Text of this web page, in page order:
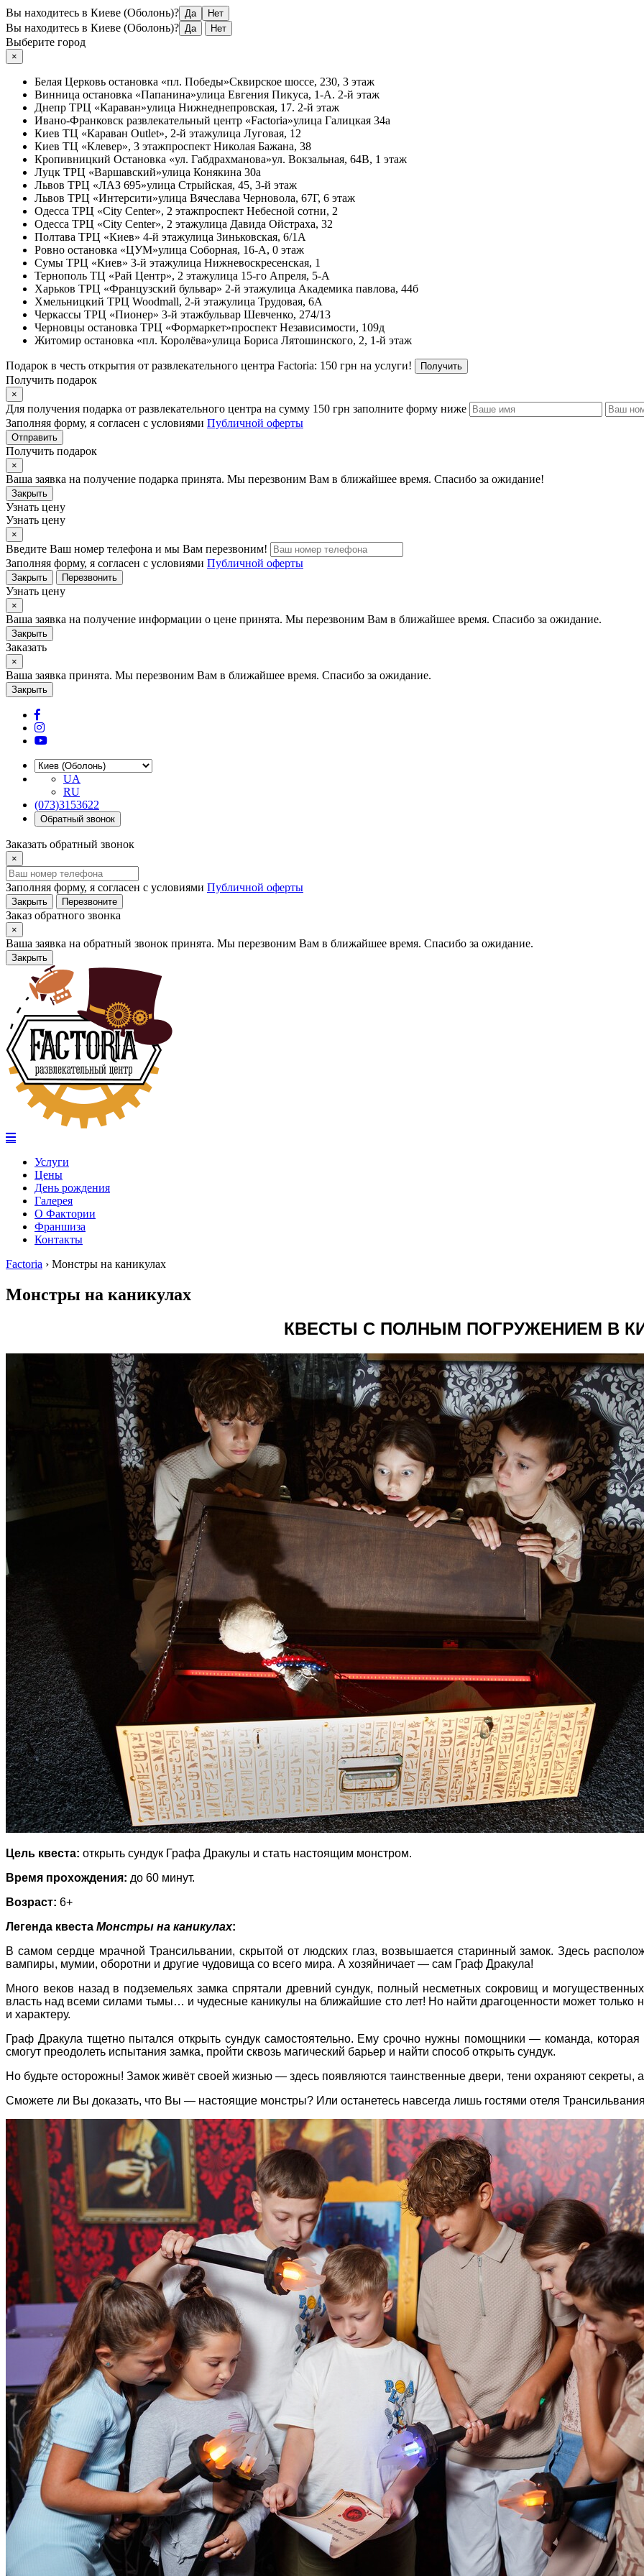
Вы находитесь в Киеве (Оболонь)? Да Нет
Вы находитесь в Киеве (Оболонь)? Да Нет
Выберите город
×
Белая Церковь остановка «пл. Победы»Сквирское шоссе, 230, 3 этаж
Винница остановка «Папанина»улица Евгения Пикуса, 1-А. 2-й этаж
Днепр ТРЦ «Караван»улица Нижнеднепровская, 17. 2-й этаж
Ивано-Франковск развлекательный центр «Factoria»улица Галицкая 34а
Киев ТЦ «Караван Outlet», 2-й этажулица Луговая, 12
Киев ТЦ «Клевер», 3 этажпроспект Николая Бажана, 38
Кропивницкий Остановка «ул. Габдрахманова»ул. Вокзальная, 64В, 1 этаж
Луцк ТРЦ «Варшавский»улица Конякина 30а
Львов ТРЦ «ЛАЗ 695»улица Стрыйская, 45, 3-й этаж
Львов ТРЦ «Интерсити»улица Вячеслава Черновола, 67Г, 6 этаж
Одесса ТРЦ «City Center», 2 этажпроспект Небесной сотни, 2
Одесса ТРЦ «City Center», 2 этажулица Давида Ойстраха, 32
Полтава ТРЦ «Киев» 4-й этажулица Зиньковская, 6/1А
Ровно остановка «ЦУМ»улица Соборная, 16-А, 0 этаж
Сумы ТРЦ «Киев» 3-й этажулица Нижневоскресенская, 1
Тернополь ТЦ «Рай Центр», 2 этажулица 15-го Апреля, 5-А
Харьков ТРЦ «Французский бульвар» 2-й этажулица Академика павлова, 44б
Хмельницкий ТРЦ Woodmall, 2-й этажулица Трудовая, 6А
Черкассы ТРЦ «Пионер» 3-й этажбульвар Шевченко, 274/13
Черновцы остановка ТРЦ «Формаркет»проспект Независимости, 109д
Житомир остановка «пл. Королёва»улица Бориса Лятошинского, 2, 1-й этаж
Подарок в честь открытия от развлекательного центра Factoria: 150 грн на услуги! Получить
Получить подарок
×
Для получения подарка от развлекательного центра на сумму 150 грн заполните форму ниже
Заполняя форму, я согласен с условиями Публичной оферты
Отправить
Получить подарок
×
Ваша заявка на получение подарка принята. Мы перезвоним Вам в ближайшее время. Спасибо за ожидание!
Закрыть
Узнать цену
Узнать цену
×
Введите Ваш номер телефона и мы Вам перезвоним!
Заполняя форму, я согласен с условиями Публичной оферты
Закрыть Перезвонить
Узнать цену
×
Ваша заявка на получение информации о цене принята. Мы перезвоним Вам в ближайшее время. Спасибо за ожидание.
Закрыть
Заказать
×
Ваша заявка принята. Мы перезвоним Вам в ближайшее время. Спасибо за ожидание.
Закрыть
UA
RU
(073)3153622
Обратный звонок
Заказать обратный звонок
×
Заполняя форму, я согласен с условиями Публичной оферты
Закрыть Перезвоните
Заказ обратного звонка
×
Ваша заявка на обратный звонок принята. Мы перезвоним Вам в ближайшее время. Спасибо за ожидание.
Закрыть
Услуги
Цены
День рождения
Галерея
О Фактории
Франшиза
Контакты
Factoria › Монстры на каникулах
Монстры на каникулах
КВЕСТЫ С ПОЛНЫМ ПОГРУЖЕНИЕМ В
Цель квеста: открыть сундук Графа Дракулы и стать настоящим монстром.
Время прохождения: до 60 минут.
Возраст: 6+
Легенда квеста Монстры на каникулах:
В самом сердце мрачной Трансильвании, скрытой от людских глаз, возвышается старинный замок. Здесь
вампиры, мумии, оборотни и другие чудовища со всего мира. А хозяйничает — сам Граф Дракула!
Много веков назад в подземельях замка спрятали древний сундук, полный несметных сокровищ и могущественных
власть над всеми силами тьмы… и чудесные каникулы на ближайшие сто лет! Но найти драгоценности может
и характеру.
Граф Дракула тщетно пытался открыть сундук самостоятельно. Ему срочно нужны помощники — команда, которая
смогут преодолеть испытания замка, пройти сквозь магический барьер и найти способ открыть сундук.
Но будьте осторожны! Замок живёт своей жизнью — здесь появляются таинственные двери, тени охраняют секреты, а
Сможете ли Вы доказать, что Вы — настоящие монстры? Или останетесь навсегда лишь гостями отеля